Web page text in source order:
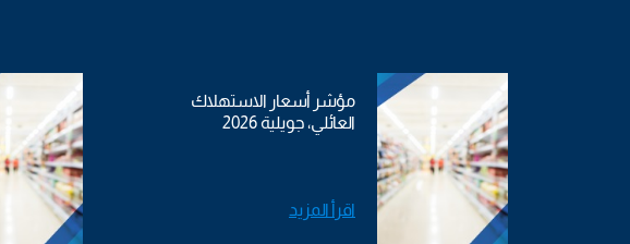
مؤشر أسعار الاستهلاك
العائلي، جويلية 2026
اقرأ المزيد